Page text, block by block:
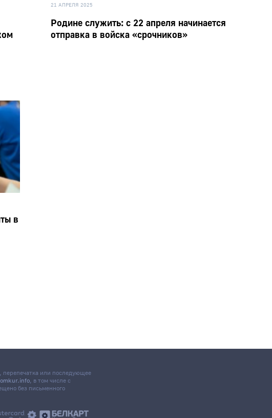
21 АПРЕЛЯ 2025
Родине служить: с 22 апреля начинается
отправка в войска «срочников»
в
или последующее
, в том числе с
без письменного